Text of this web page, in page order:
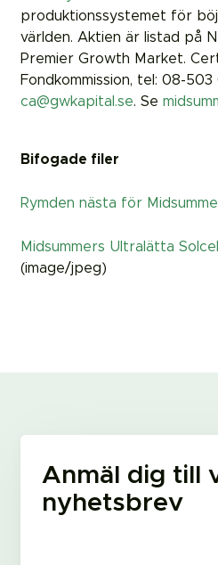
produktionssystemet för
världen. Aktien är listad på
Premier Growth Market.
Fondkommission, tel: 08-
ca@gwkapital.se. Se
Bifogade filer
Rymden nästa för
Midsummers Ultralätta
(image/jpeg)
Anmäl dig till
nyhetsbrev